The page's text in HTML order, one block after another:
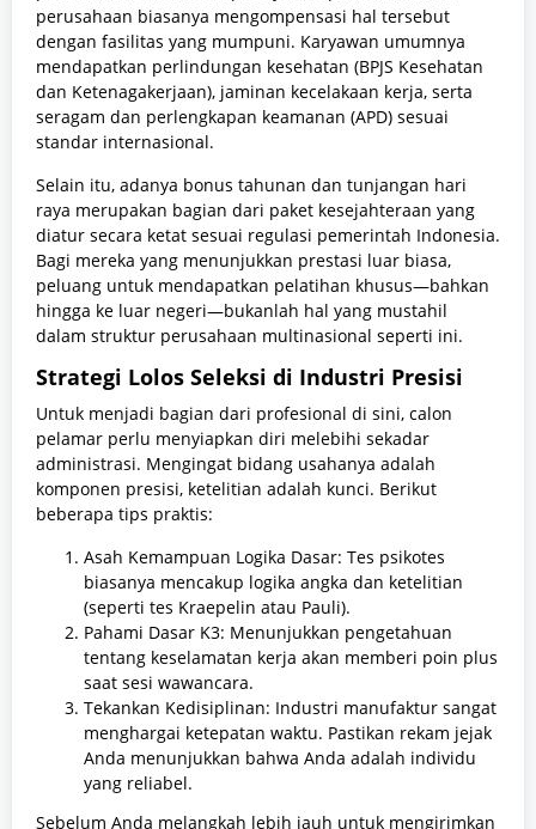
perusahaan biasanya mengompensasi hal tersebut
dengan fasilitas yang mumpuni. Karyawan umumnya
mendapatkan perlindungan kesehatan (BPJS Kesehatan
dan Ketenagakerjaan), jaminan kecelakaan kerja, serta
seragam dan perlengkapan keamanan (APD) sesuai
standar internasional.
Selain itu, adanya bonus tahunan dan tunjangan hari
raya merupakan bagian dari paket kesejahteraan yang
diatur secara ketat sesuai regulasi pemerintah Indonesia.
Bagi mereka yang menunjukkan prestasi luar biasa,
peluang untuk mendapatkan pelatihan khusus—bahkan
hingga ke luar negeri—bukanlah hal yang mustahil
dalam struktur perusahaan multinasional seperti ini.
Strategi Lolos Seleksi di Industri Presisi
Untuk menjadi bagian dari profesional di sini, calon
pelamar perlu menyiapkan diri melebihi sekadar
administrasi. Mengingat bidang usahanya adalah
komponen presisi, ketelitian adalah kunci. Berikut
beberapa tips praktis:
Asah Kemampuan Logika Dasar: Tes psikotes
biasanya mencakup logika angka dan ketelitian
(seperti tes Kraepelin atau Pauli).
Pahami Dasar K3: Menunjukkan pengetahuan
tentang keselamatan kerja akan memberi poin plus
saat sesi wawancara.
Tekankan Kedisiplinan: Industri manufaktur sangat
menghargai ketepatan waktu. Pastikan rekam jejak
Anda menunjukkan bahwa Anda adalah individu
yang reliabel.
Sebelum Anda melangkah lebih jauh untuk mengirimkan